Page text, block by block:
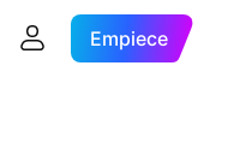
Empiece